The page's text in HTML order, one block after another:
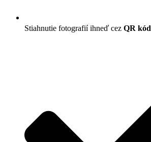
Stiahnutie fotografií ihneď cez QR kód